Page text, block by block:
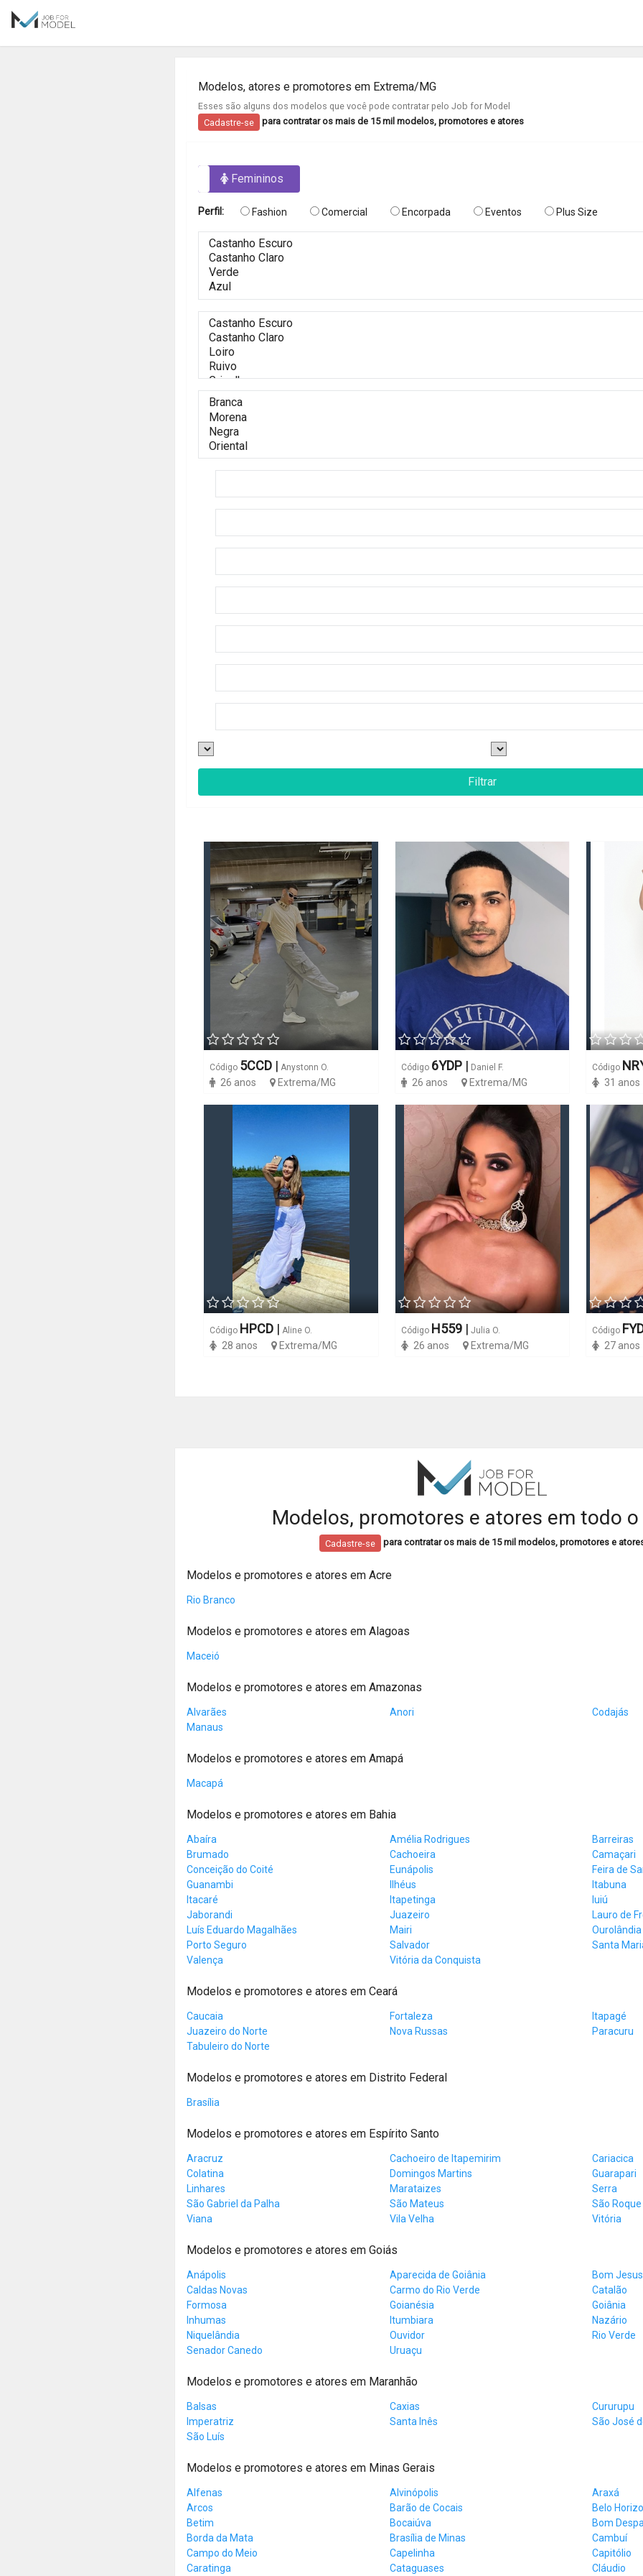
Modelos, atores e promotores em Extrema/MG
Esses são alguns dos modelos que você pode contratar pelo Job for Model
Cadastre-se
para contratar os mais de 15 mil modelos, promotores e atores
Femininos
Perfil: Fashion Comercial Encorpada Eventos Plus Size
Código 5CCD | Anystonn O.
26 anos Extrema/MG
Código 6YDP | Daniel F.
26 anos Extrema/MG
Código
31 anos
Código HPCD | Aline O.
28 anos Extrema/MG
Código H559 | Julia O.
26 anos Extrema/MG
Código
27 anos
Modelos, promotores e atores em todo o
Cadastre-se para contratar os mais de 15 mil modelos, promotores e
Modelos e promotores e atores em Acre
Rio Branco
Modelos e promotores e atores em Alagoas
Maceió
Modelos e promotores e atores em Amazonas
Alvarães Anori
Codajás
Manaus
Modelos e promotores e atores em Amapá
Macapá
Modelos e promotores e atores em Bahia
Abaíra Amélia Rodrigues
Barreiras
Brumado
Cachoeira
Camaçari
Conceição do Coité
Eunápolis
Feira de
Guanambi
Ilhéus
Itabuna
Itacaré
Itapetinga
Iuiú
Jaborandi
Juazeiro
Lauro de
Luís Eduardo Magalhães
Mairi
Ourolândia
Porto Seguro
Salvador
Santa
Valença
Vitória da Conquista
Modelos e promotores e atores em Ceará
Caucaia Fortaleza
Itapagé
Juazeiro do Norte
Nova Russas
Paracuru
Tabuleiro do Norte
Modelos e promotores e atores em Distrito Federal
Brasília
Modelos e promotores e atores em Espírito Santo
Aracruz Cachoeiro de Itapemirim
Cariacica
Colatina
Domingos Martins
Guarapari
Linhares
Marataizes
Serra
São Gabriel da Palha
São Mateus
São
Viana
Vila Velha Vitória
Modelos e promotores e atores em Goiás
Anápolis Aparecida de Goiânia
Bom
Caldas Novas
Carmo do Rio Verde
Catalão
Formosa
Goianésia
Goiânia
Inhumas
Itumbiara
Nazário
Niquelândia
Ouvidor
Rio Verde
Senador Canedo
Uruaçu
Modelos e promotores e atores em Maranhão
Balsas Caxias
Cururupu
Imperatriz
Santa Inês
São José
São Luís
Modelos e promotores e atores em Minas Gerais
Alfenas Alvinópolis
Araxá
Arcos
Barão de Cocais
Belo
Betim
Bocaiúva
Bom
Borda da Mata
Brasília de Minas
Cambuí
Campo do Meio
Capelinha
Capitólio
Caratinga
Cataguases Cláudio